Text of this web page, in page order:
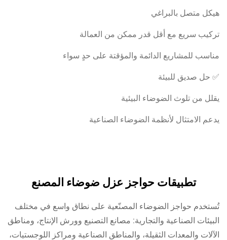
متصل بالبراغي
سريع مع أقل قدر ممكن من العمالة
للمشاريع الدائمة والمؤقتة على حدٍ سواء
حل صديق للبيئة
من تلوث الضوضاء البيئية
الامتثال لأنظمة الضوضاء الصناعية
تطبيقات حواجز عزل ضوضاء المصنع
حواجز الضوضاء المصنّعية على نطاق واسع في مختلف
الصناعية والتجارية: مصانع التصنيع وورش الإنتاج، ومناطق
والمعدات الثقيلة، والمناطق الصناعية ومراكز اللوجستيات،